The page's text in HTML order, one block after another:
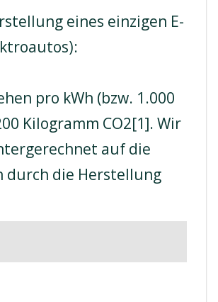
eines einzigen E-
pro kWh (bzw. 1.000
Kilogramm CO2[1]. Wir
auf die
durch die Herstellung